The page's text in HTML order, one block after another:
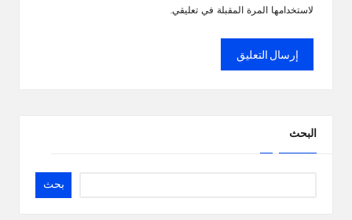
لاستخدامها المرة المقبلة في تعليقي.
البحث
بحث